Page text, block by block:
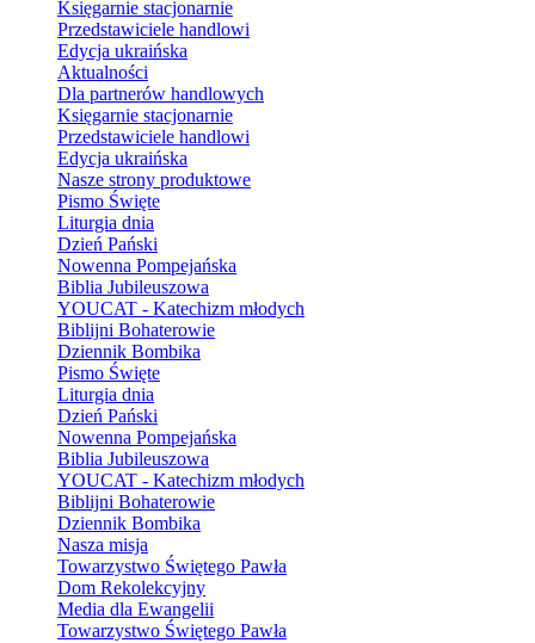
Księgarnie stacjonarnie
Przedstawiciele handlowi
Edycja ukraińska
Aktualności
Dla partnerów handlowych
Księgarnie stacjonarnie
Przedstawiciele handlowi
Edycja ukraińska
Nasze strony produktowe
Pismo Święte
Liturgia dnia
Dzień Pański
Nowenna Pompejańska
Biblia Jubileuszowa
YOUCAT - Katechizm młodych
Biblijni Bohaterowie
Dziennik Bombika
Pismo Święte
Liturgia dnia
Dzień Pański
Nowenna Pompejańska
Biblia Jubileuszowa
YOUCAT - Katechizm młodych
Biblijni Bohaterowie
Dziennik Bombika
Nasza misja
Towarzystwo Świętego Pawła
Dom Rekolekcyjny
Media dla Ewangelii
Towarzystwo Świętego Pawła